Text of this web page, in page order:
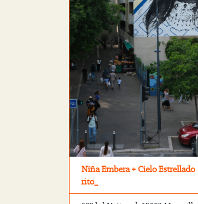
Niña Embera + Cielo Estrellado
rito_